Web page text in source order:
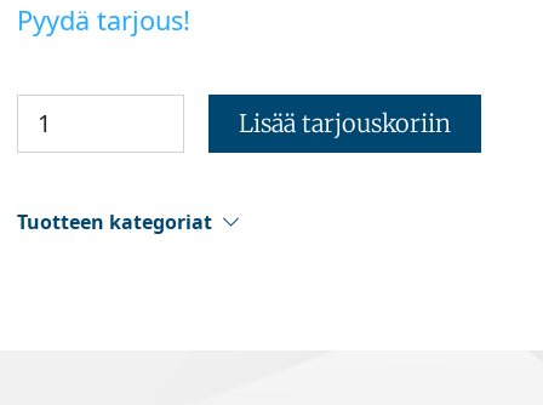
Pyydä tarjous!
Lisää tarjouskoriin
Tuotteen kategoriat